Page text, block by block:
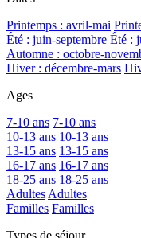
Printemps : avril-mai
Été : juin-septembre Été :
Automne : octobre-
Hiver : décembre-mars
Ages
7-10 ans 7-10 ans
10-13 ans 10-13 ans
13-15 ans 13-15 ans
16-17 ans 16-17 ans
18-25 ans 18-25 ans
Adultes Adultes
Familles Familles
Types de séjour